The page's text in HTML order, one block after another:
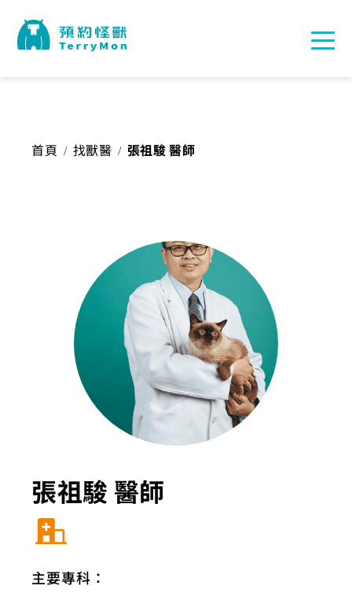
首頁 / 找獸醫 / 張祖駿 醫師
張祖駿 醫師
主要專科：